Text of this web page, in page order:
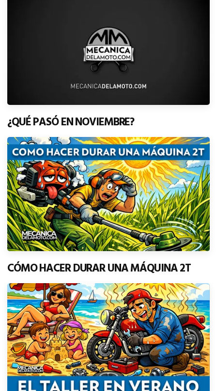
¿QUÉ PASÓ EN NOVIEMBRE?
CÓMO HACER DURAR UNA MÁQUINA 2T